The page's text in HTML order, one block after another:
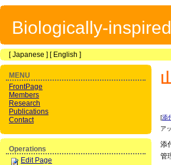
Biologically-
[Japanese ] [ English ]
[添
ア
添
管
MENU
FrontPage
Members
Research
Publications
Contact
Operations
Edit Page